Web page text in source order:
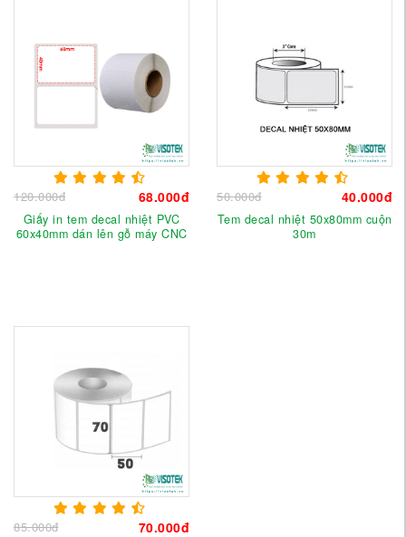
120.000đ 68.000đ
Giấy in tem decal nhiệt PVC
60x40mm dán lên gỗ máy CNC
50.000đ 40.000đ
Tem decal nhiệt 50x80mm cuộn
30m
85.000đ 70.000đ